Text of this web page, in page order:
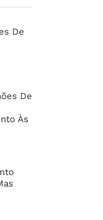
De
De
Às